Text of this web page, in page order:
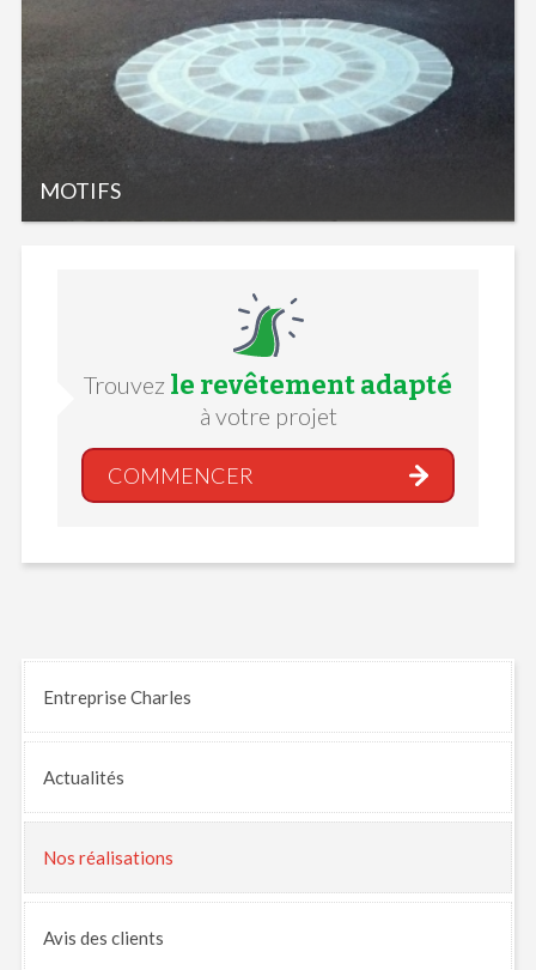
MOTIFS
Trouvez le revêtement adapté
à votre projet
COMMENCER
Entreprise Charles
Actualités
Nos réalisations
Avis des clients